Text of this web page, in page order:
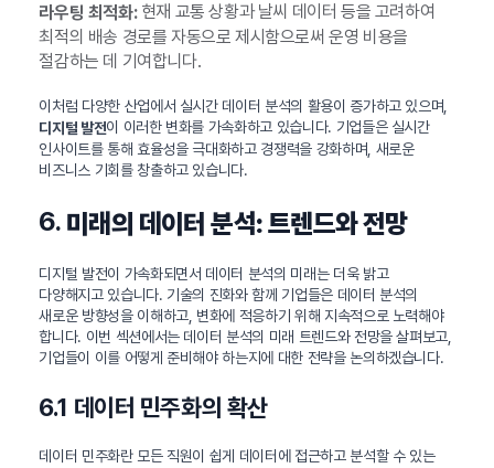
라우팅 최적화:현재 교통 상황과 날씨 데이터 등을 고려하여
최적의 배송 경로를 자동으로 제시함으로써 운영 비용을
절감하는 데 기여합니다.
이처럼 다양한 산업에서 실시간 데이터 분석의 활용이 증가하고 있으며,
디지털 발전이 이러한 변화를 가속화하고 있습니다. 기업들은 실시간
인사이트를 통해 효율성을 극대화하고 경쟁력을 강화하며, 새로운
비즈니스 기회를 창출하고 있습니다.
6. 미래의 데이터 분석: 트렌드와 전망
디지털 발전이 가속화되면서 데이터 분석의 미래는 더욱 밝고
다양해지고 있습니다. 기술의 진화와 함께 기업들은 데이터 분석의
새로운 방향성을 이해하고, 변화에 적응하기 위해 지속적으로 노력해야
합니다. 이번 섹션에서는 데이터 분석의 미래 트렌드와 전망을 살펴보고,
기업들이 이를 어떻게 준비해야 하는지에 대한 전략을 논의하겠습니다.
6.1 데이터 민주화의 확산
데이터 민주화란 모든 직원이 쉽게 데이터에 접근하고 분석할 수 있는